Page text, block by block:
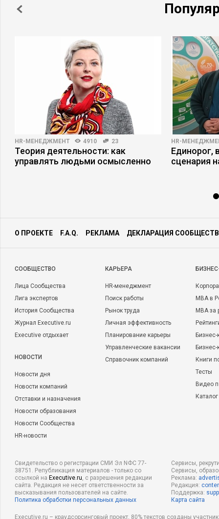
HR-МЕНЕДЖМЕНТ 4910 23
Теория деятельности: как
управлять людьми осмысленно
HR-
Единорог,
сценария
О ПРОЕКТЕ F.A.Q. РЕКЛАМА ДЕКЛАРАЦИЯ
CООБЩЕСТВО
Лица Сообщества
Лига экспертов
История Сообщества
Журнал Executive.ru
Executive отдыхает
НОВОСТИ
Новости дня
Новости компаний
Отставки и назначения
Новости образования
Новости Сообщества
HR-новости
КАРЬЕРА
HR-менеджмент
Поиск работы
Рынок труда
Личная эффективность
Планирование карьеры
Управленческие вакансии
Справочник компаний
MBA в
MBA
Бизнес-
Книги
Тесты
Видео
Свидетельство о регистрации СМИ Эл NФС 77-
38751. Републикация материалов - только со
ссылкой на Executive.ru, с разрешения редакции
сайта. Редакция не несет ответственности за
высказывания пользователей на сайте.
Политика обработки персональных данных
Сервисы,
Сервисы,
Реклама:
Редакция:
Поддержка:
Карта сайта
Executive.ru – краудсорсинговый проект, 80% текстов созданы